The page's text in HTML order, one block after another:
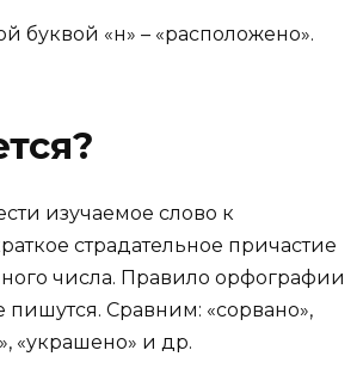
буквой «н» – «расположено».
изучаемое слово к
страдательное причастие
числа. Правило орфографии
пишутся. Сравним: «сорвано»,
«украшено» и др.